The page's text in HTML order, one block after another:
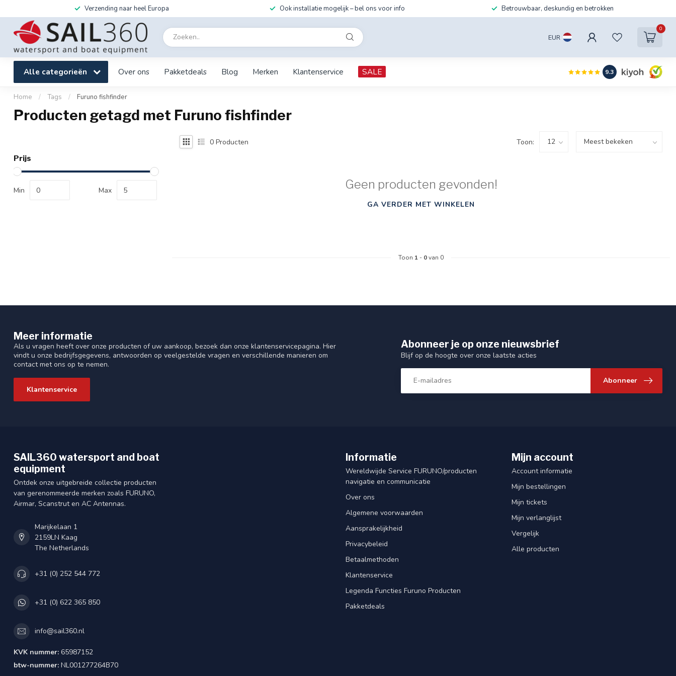
Verzending naar heel Europa Ook installatie mogelijk – bel ons voor info Betrouwbaar, deskundig en betrokken
EUR
0
Alle categorieën Over ons Pakketdeals Blog Merken Klantenservice SALE 9.3
Home / Tags / Furuno fishfinder
Producten getagd met Furuno fishfinder
Prijs
Min Max
0 Producten Toon:
Geen producten gevonden!
GA VERDER MET WINKELEN
Toon 1 - 0van 0
Meer informatie
Als u vragen heeft over onze producten of uw aankoop, bezoek dan onze klantenservicepagina. Hier
vindt u onze bedrijfsgegevens, antwoorden op veelgestelde vragen en verschillende manieren om
contact met ons op te nemen.
Klantenservice
Abonneer je op onze nieuwsbrief
Blijf op de hoogte over onze laatste acties
Abonneer
SAIL360 watersport and boat
equipment
Ontdek onze uitgebreide collectie producten
van gerenommeerde merken zoals FURUNO,
Airmar, Scanstrut en AC Antennas.
Marijkelaan 1
2159LN Kaag
The Netherlands
+31 (0) 252 544 772
+31 (0) 622 365 850
info@sail360.nl
KVK nummer: 65987152
btw-nummer: NL001277264B70
Informatie
Wereldwijde Service FURUNO/producten
navigatie en communicatie
Over ons
Algemene voorwaarden
Aansprakelijkheid
Privacybeleid
Betaalmethoden
Klantenservice
Legenda Functies Furuno Producten
Pakketdeals
Mijn account
Account informatie
Mijn bestellingen
Mijn tickets
Mijn verlanglijst
Vergelijk
Alle producten